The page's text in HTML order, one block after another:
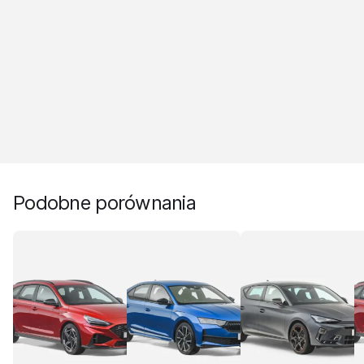
Podobne porównania